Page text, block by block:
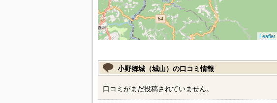
Leaflet
小野郷城（城山）の口コミ情報
口コミがまだ投稿されていません。